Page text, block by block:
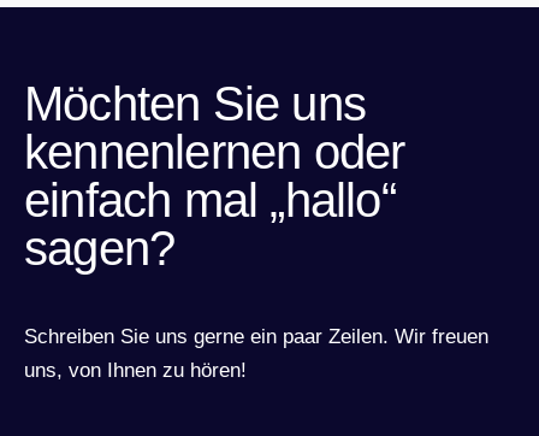
Möchten Sie uns
kennenlernen oder
einfach mal „hallo“
sagen?
Schreiben Sie uns gerne ein paar Zeilen. Wir freuen
uns, von Ihnen zu hören!